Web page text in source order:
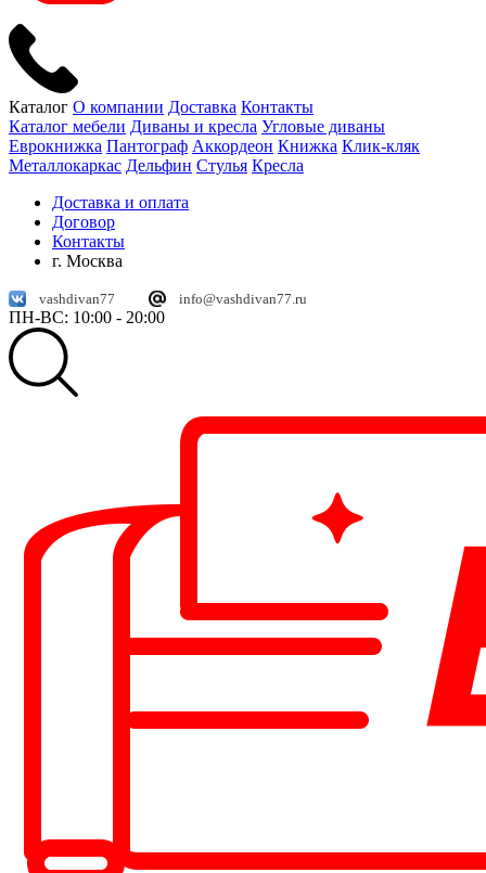
Каталог О компании Доставка Контакты
Каталог мебели Диваны и кресла Угловые диваны
Еврокнижка Пантограф Аккордеон Книжка Клик-кляк
Металлокаркас Дельфин Стулья Кресла
Доставка и оплата
Договор
Контакты
г. Москва
vashdivan77 info@vashdivan77.ru
ПН-ВС: 10:00 - 20:00